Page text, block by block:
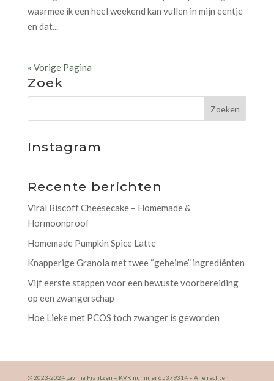
waarmee ik een heel weekend kan vullen in mijn eentje
en dat...
« Vorige Pagina
Zoek
Instagram
Recente berichten
Viral Biscoff Cheesecake – Homemade &
Hormoonproof
Homemade Pumpkin Spice Latte
Knapperige Granola met twee “geheime” ingrediënten
Vijf eerste stappen voor een bewuste voorbereiding
op een zwangerschap
Hoe Lieke met PCOS toch zwanger is geworden
@ 2023-2024 Lavinia Frantzen – KVK nummer 65379314 – Alle rechten